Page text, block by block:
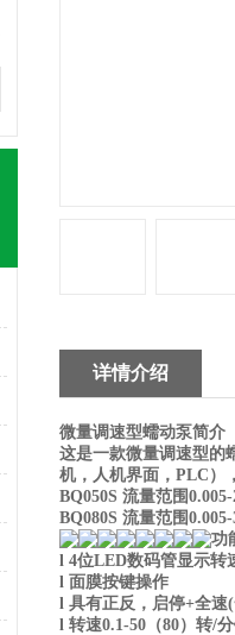
详情介绍
微量调速型蠕动泵简介
这是一款微量调速型的
机，人机界面，PLC ）
BQ050S 流量范围
BQ080S 流量范围
功
l 4位LED数码管显示转
l 面膜按键操作
l 具有正反，启停+全速
l 转速0.1-50 （80）转/